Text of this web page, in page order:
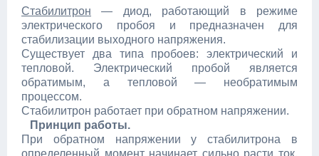
Стабилитрон — диод, работающий в режиме
электрического пробоя и предназначен для
стабилизации выходного напряжения.
Существует два типа пробоев: электрический и
тепловой. Электрический пробой является
обратимым, а тепловой — необратимым
процессом.
Стабилитрон работает при обратном напряжении.
Принцип работы.
При обратном напряжении у стабилитрона в
определенный момент начинает сильно расти ток,